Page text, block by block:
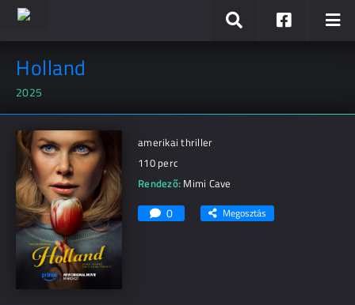
Holland
2025
amerikai thriller
110 perc
Rendező: Mimi Cave
0 Megosztás